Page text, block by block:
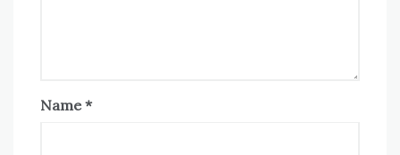
Name*